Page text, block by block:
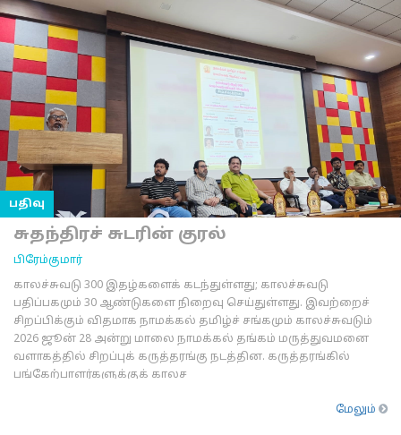
பதிவு
சுதந்திரச் சுடரின் குரல்
பிரேம்குமார்
காலச்சுவடு 300 இதழ்களைக் கடந்துள்ளது; காலச்சுவடு
பதிப்பகமும் 30 ஆண்டுகளை நிறைவு செய்துள்ளது. இவற்றைச்
சிறப்பிக்கும் விதமாக நாமக்கல் தமிழ்ச் சங்கமும் காலச்சுவடும்
2026 ஜூன் 28 அன்று மாலை நாமக்கல் தங்கம் மருத்துவமனை
வளாகத்தில் சிறப்புக் கருத்தரங்கு நடத்தின. கருத்தரங்கில்
பங்கேற்பாளர்களுக்குக் காலச
மேலும்